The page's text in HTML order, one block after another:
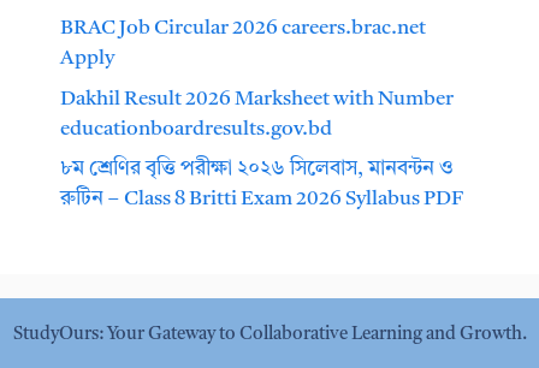
BRAC Job Circular 2026 careers.brac.net
Apply
Dakhil Result 2026 Marksheet with Number
educationboardresults.gov.bd
৮ম শ্রেণির বৃত্তি পরীক্ষা ২০২৬ সিলেবাস, মানবন্টন ও
রুটিন – Class 8 Britti Exam 2026 Syllabus PDF
StudyOurs: Your Gateway to Collaborative Learning and Growth.